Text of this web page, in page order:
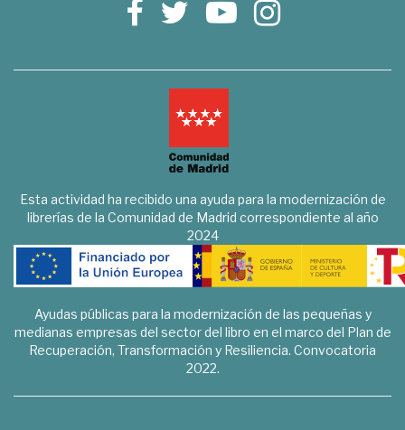
Esta actividad ha recibido una ayuda para la modernización de
librerías de la Comunidad de Madrid correspondiente al año
2024
Ayudas públicas para la modernización de las pequeñas y
medianas empresas del sector del libro en el marco del Plan de
Recuperación, Transformación y Resiliencia. Convocatoria
2022.